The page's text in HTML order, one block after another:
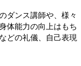
ダンス講師や、様々
体能力の向上はもち
どの礼儀、自己表現